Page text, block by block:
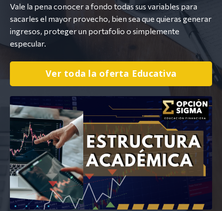
Vale la pena conocer a fondo todas sus variables para
sacarles el mayor provecho, bien sea que quieras generar
ingresos, proteger un portafolio o simplemente
especular.
Ver toda la oferta Educativa